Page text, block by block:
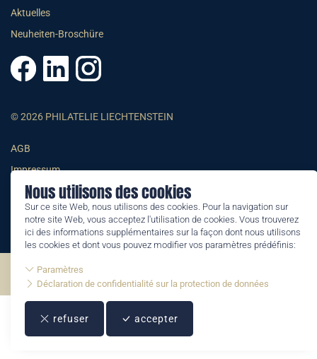
Nous utilisons des cookies
Sur ce site Web, nous utilisons des cookies. Pour la navigation sur
notre site Web, vous acceptez l'utilisation de cookies. Vous trouverez
ici des informations supplémentaires sur la façon dont nous utilisons
les cookies et dont vous pouvez modifier vos paramètres prédéfinis:
Paramètres
Déclaration de confidentialité sur la protection de données
refuser accepter
Aktuelles
Neuheiten-Broschüre
© 2026 PHILATELIE LIECHTENSTEIN
AGB
Impressum
Datenschutzerklärung
©2026 by Philatelie Liechtenstein | All rights reserved